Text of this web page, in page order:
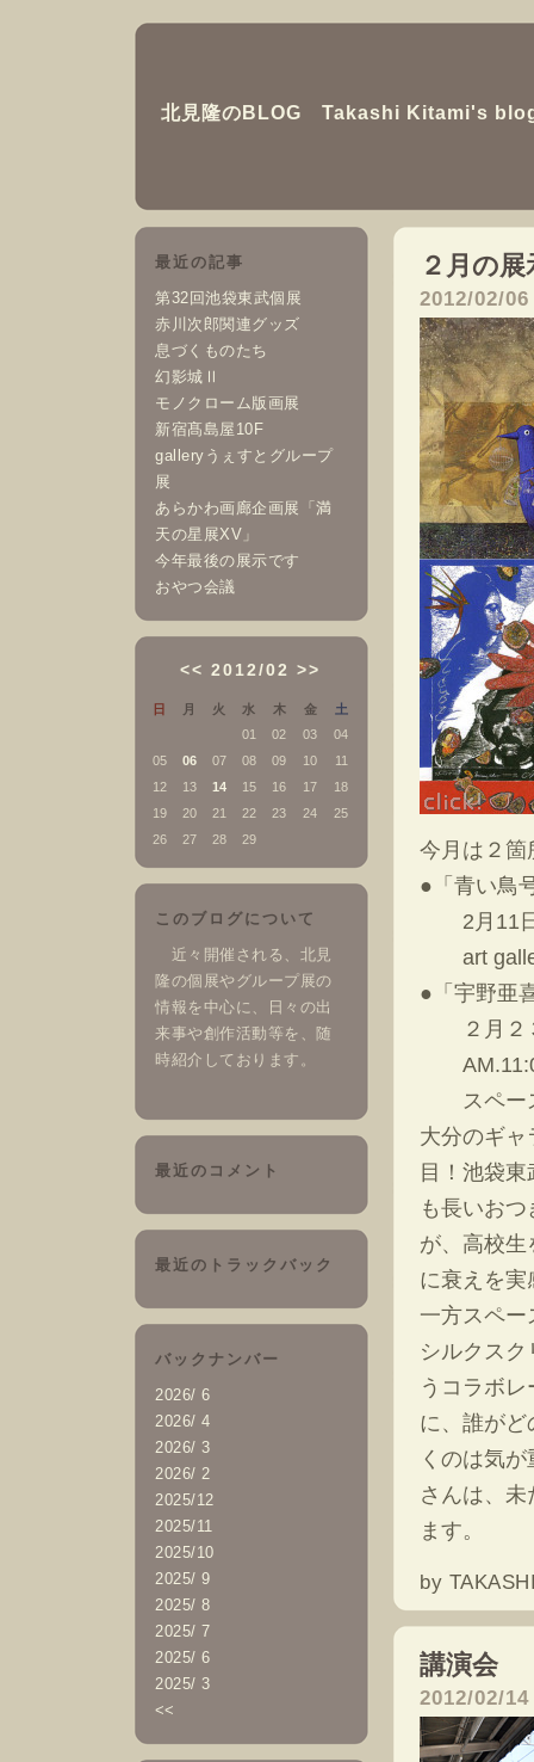
北見隆のBLOG Takashi Kitami's
最近の記事
第32回池袋東武個展
赤川次郎関連グッズ
息づくものたち
幻影城Ⅱ
モノクローム版画展
新宿髙島屋10F
galleryうぇすとグループ
展
あらかわ画廊企画展「満
天の星展XV」
今年最後の展示です
おやつ会議
<< 2012/02 >>
日 月 火 水 木 金
土
01
02 03
04
05
06 07 08 09 10
11
12
13 14 15 16 17
18
19
20 21 22 23 24
25
26
27 28 29
このブログについて
近々開催される、北見
隆の個展やグループ展の
情報を中心に、日々の出
来事や創作活動等を、随
時紹介しております。
最近のコメント
最近のトラックバック
バックナンバー
2026/ 6
2026/ 4
2026/ 3
2026/ 2
2025/12
2025/11
2025/10
2025/ 9
2025/ 8
2025/ 7
2025/ 6
2025/ 3
<<
２月の展
2012/02/06
今月は２箇
●「青い鳥
2月11日
art
●「宇野亜
２月２３
スペース
大分のギ
目！池袋
も長いお
が、高校
に衰えを実
一方スペ
シルクス
うコラボ
に、誰が
くのは気
さんは、
ます。
by
講演会
2012/02/14